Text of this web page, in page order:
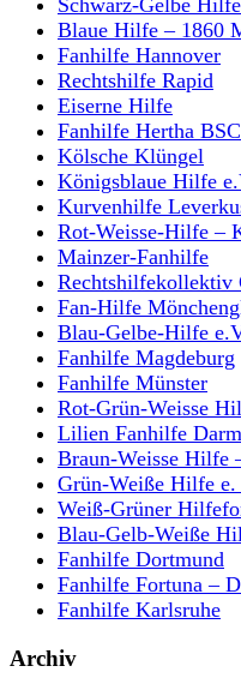
Schwarz-Gelbe
Blaue Hilfe – 1860
Fanhilfe Hannover
Rechtshilfe Rapid
Eiserne Hilfe
Fanhilfe Hertha BSC
Kölsche Klüngel
Königsblaue Hilfe
Kurvenhilfe
Rot-Weisse-Hilfe –
Mainzer-Fanhilfe
Rechtshilfekollektiv
Fan-Hilfe
Blau-Gelbe-Hilfe
Fanhilfe Magdeburg
Fanhilfe Münster
Rot-Grün-Weisse
Lilien Fanhilfe
Braun-Weisse Hilfe
Grün-Weiße Hilfe
Weiß-Grüner
Blau-Gelb-Weiße
Fanhilfe Dortmund
Fanhilfe Fortuna –
Fanhilfe Karlsruhe
Archiv